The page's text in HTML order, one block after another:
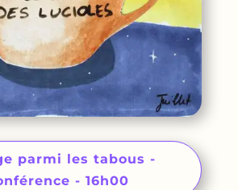
parmi les tabous -
- 16h00